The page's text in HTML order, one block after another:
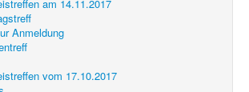
am 14.11.2017
Anmeldung
vom 17.10.2017